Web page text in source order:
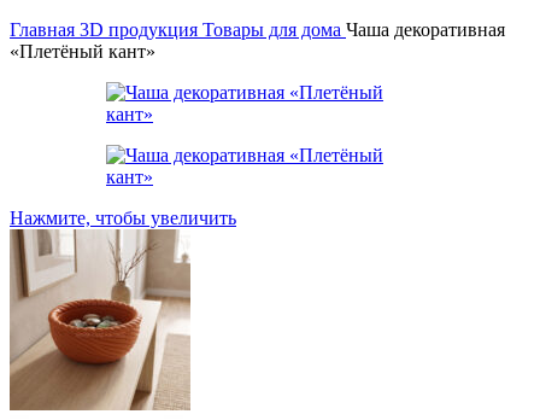
Главная 3D продукция Товары для дома Чаша декоративная
«Плетёный кант»
Нажмите, чтобы увеличить